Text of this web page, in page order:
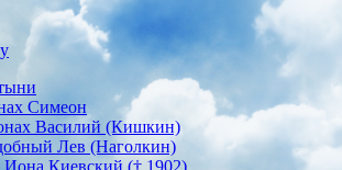
Симеон
Василий (Кишкин)
Лев (Наголкин)
Иона Киевский († 1902)